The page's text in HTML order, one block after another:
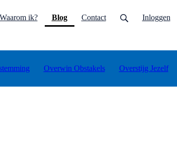
Waarom ik? Blog(current)
Contact Inloggen
Overwin Obstakels Overstijg Jezelf